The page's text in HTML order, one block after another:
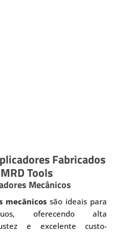
Fabricados
Tools
Mecânicos
mecânicos são ideais para
oferecendo alta
e excelente custo-